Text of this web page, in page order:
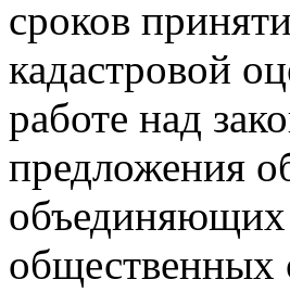
сроков
кадастровой
работе над
предложения
объединяющих
общественных